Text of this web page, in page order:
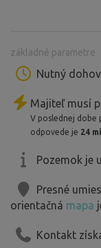
dřevo. Také
Pozemek je asi
větších potíží
domků a malé
pouze s
spoustu polí, luk,
díky mnoha
O to vše se s
základné parametre
Nutný
Majiteľ musí
V poslednej dobe
odpovede je 24
Pozemok je
Presné
orientačná mapa
Kontakt